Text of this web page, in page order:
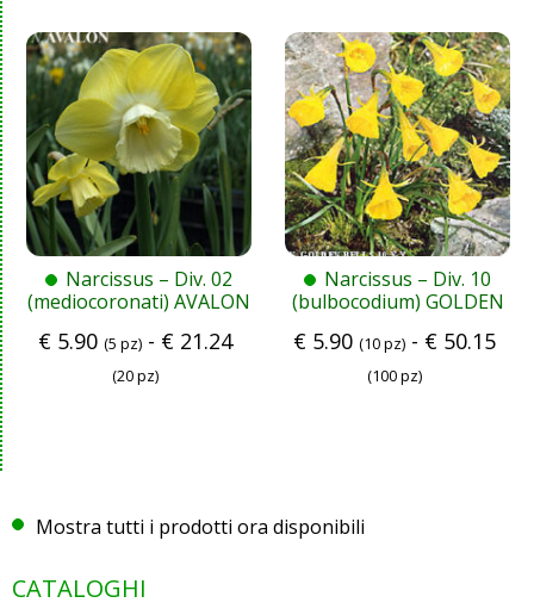
Narcissus – Div. 02
(mediocoronati) AVALON
€ 5.90 (5 pz) - € 21.24
(20 pz)
Narcissus – Div. 10
(bulbocodium) GOLDEN
€ 5.90 (10 pz) - € 50.15
(100 pz)
Mostra tutti i prodotti ora disponibili
CATALOGHI